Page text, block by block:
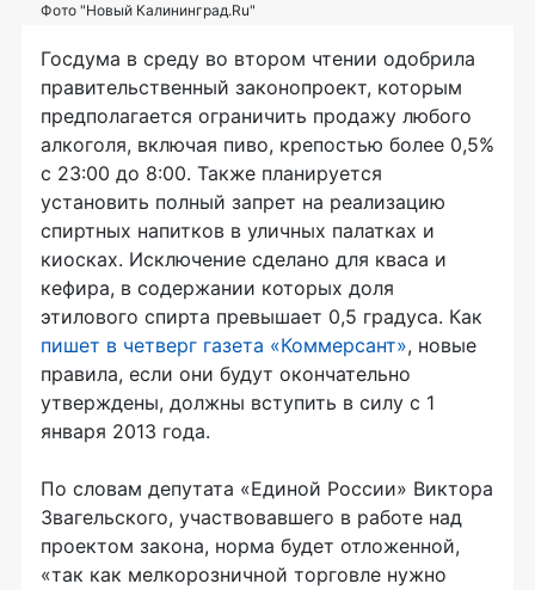
Фото "Новый Калининград.Ru"
Госдума в среду во втором чтении одобрила
правительственный законопроект, которым
предполагается ограничить продажу любого
алкоголя, включая пиво, крепостью более 0,5%
с 23:00 до 8:00. Также планируется
установить полный запрет на реализацию
спиртных напитков в уличных палатках и
киосках. Исключение сделано для кваса и
кефира, в содержании которых доля
этилового спирта превышает 0,5 градуса. Как
пишет в четверг газета «Коммерсант», новые
правила, если они будут окончательно
утверждены, должны вступить в силу с 1
января 2013 года.
По словам депутата «Единой России» Виктора
Звагельского, участвовавшего в работе над
проектом закона, норма будет отложенной,
«так как мелкорозничной торговле нужно